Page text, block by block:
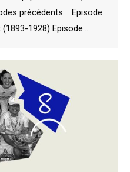
précédents : Episode
1928) Episode…